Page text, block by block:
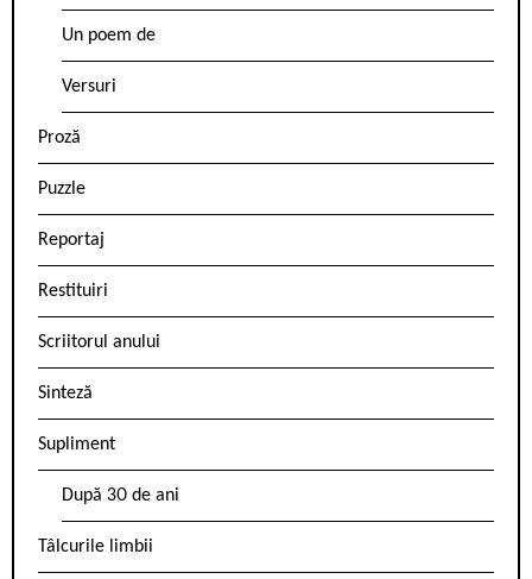
Un poem de
Versuri
Proză
Puzzle
Reportaj
Restituiri
Scriitorul anului
Sinteză
Supliment
După 30 de ani
Tâlcurile limbii